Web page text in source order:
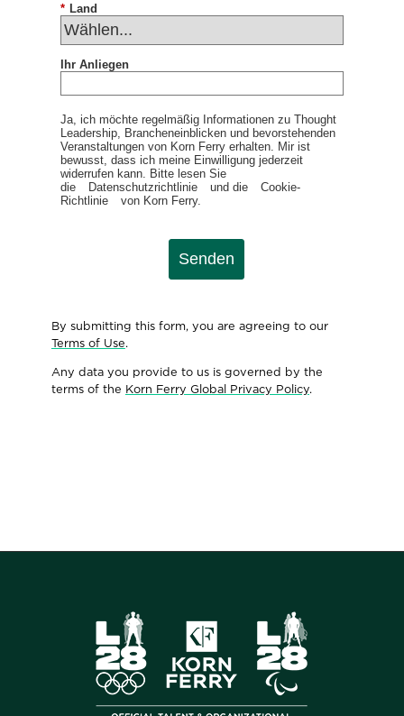
* Land
Ihr Anliegen
Ja, ich möchte regelmäßig Informationen zu Thought
Leadership, Brancheneinblicken und bevorstehenden
Veranstaltungen von Korn Ferry erhalten. Mir ist
bewusst, dass ich meine Einwilligung jederzeit
widerrufen kann. Bitte lesen Sie
die
Datenschutzrichtlinie und die
Cookie-
Richtlinie
von Korn Ferry.
Senden
By submitting this form, you are agreeing to our
Terms of Use.
Any data you provide to us is governed by the
terms of the Korn Ferry Global Privacy Policy.